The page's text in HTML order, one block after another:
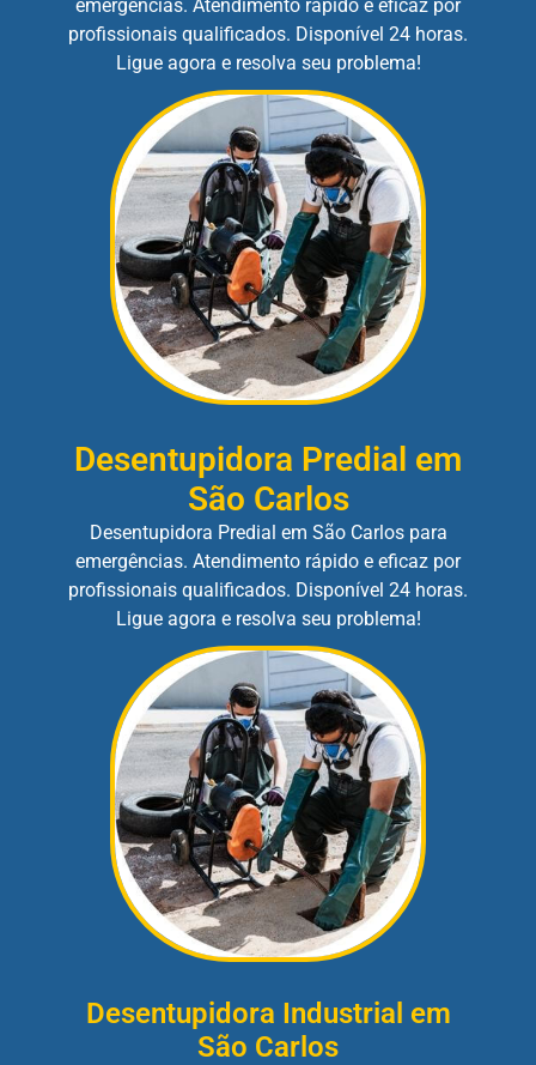
emergências. Atendimento rápido e eficaz por
profissionais qualificados. Disponível 24 horas.
Ligue agora e resolva seu problema!
Desentupidora Predial em
São Carlos
Desentupidora Predial em São Carlos para
emergências. Atendimento rápido e eficaz por
profissionais qualificados. Disponível 24 horas.
Ligue agora e resolva seu problema!
Desentupidora Industrial em
São Carlos